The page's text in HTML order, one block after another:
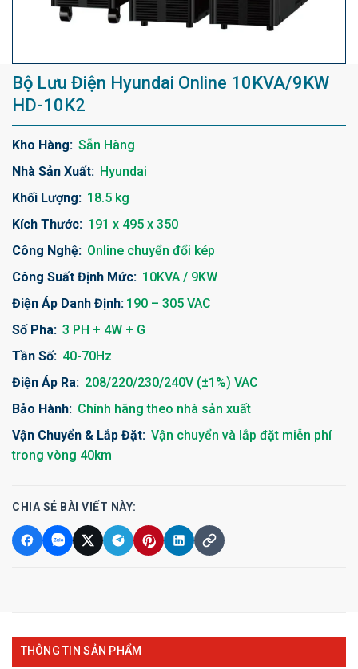
Bộ Lưu Điện Hyundai Online 10KVA/9KW
HD-10K2
Kho Hàng: Sẵn Hàng
Nhà Sản Xuất: Hyundai
Khối Lượng: 18.5 kg
Kích Thước: 191 x 495 x 350
Công Nghệ: Online chuyển đổi kép
Công Suất Định Mức: 10KVA / 9KW
Điện Áp Danh Định: 190 – 305 VAC
Số Pha: 3 PH + 4W + G
Tần Số: 40-70Hz
Điện Áp Ra: 208/220/230/240V (±1%) VAC
Bảo Hành: Chính hãng theo nhà sản xuất
Vận Chuyển & Lắp Đặt: Vận chuyển và lắp đặt miễn phí
trong vòng 40km
CHIA SẺ BÀI VIẾT NÀY:
THÔNG TIN SẢN PHẨM